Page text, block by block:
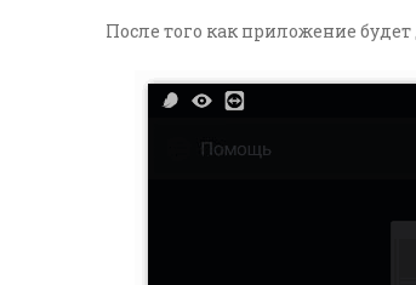
После того как приложение